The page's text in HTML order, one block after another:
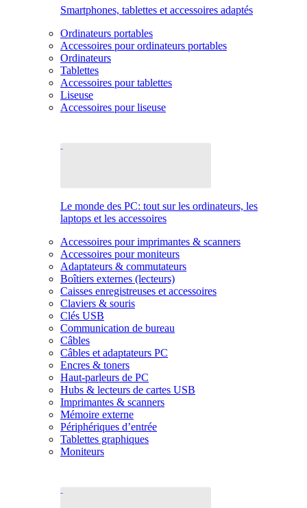
Smartphones, tablettes et accessoires adaptés
Ordinateurs portables
Accessoires pour ordinateurs portables
Ordinateurs
Tablettes
Accessoires pour tablettes
Liseuse
Accessoires pour liseuse
Le monde des PC: tout sur les ordinateurs, les
laptops et les accessoires
Accessoires pour imprimantes & scanners
Accessoires pour moniteurs
Adaptateurs & commutateurs
Boîtiers externes (lecteurs)
Caisses enregistreuses et accessoires
Claviers & souris
Clés USB
Communication de bureau
Câbles
Câbles et adaptateurs PC
Encres & toners
Haut-parleurs de PC
Hubs & lecteurs de cartes USB
Imprimantes & scanners
Mémoire externe
Périphériques d’entrée
Tablettes graphiques
Moniteurs